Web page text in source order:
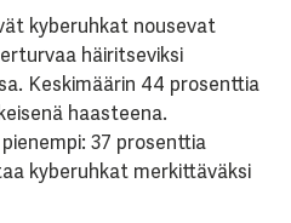
kyberuhkat nousevat
häiritseviksi
Keskimäärin 44 prosenttia
haasteena.
37 prosenttia
kyberuhkat merkittäväksi